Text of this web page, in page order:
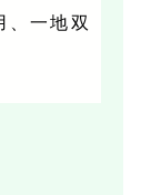
、一地双